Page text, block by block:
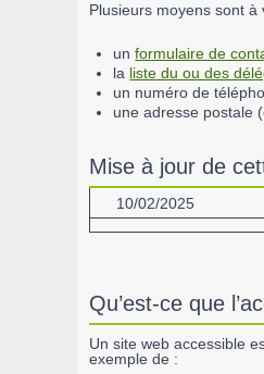
Plusieurs moyens sont à
unformulaire de
la liste du ou des
un numéro de
une adresse postale
Mise à jour de
10/02/2025
Qu’est-ce que
Un site web accessible
exemple de :